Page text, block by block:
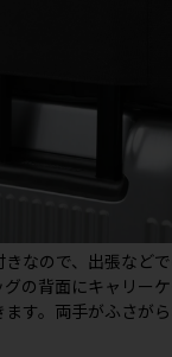
なので、出張など
の背面にキャリー
す。両手がふさがら